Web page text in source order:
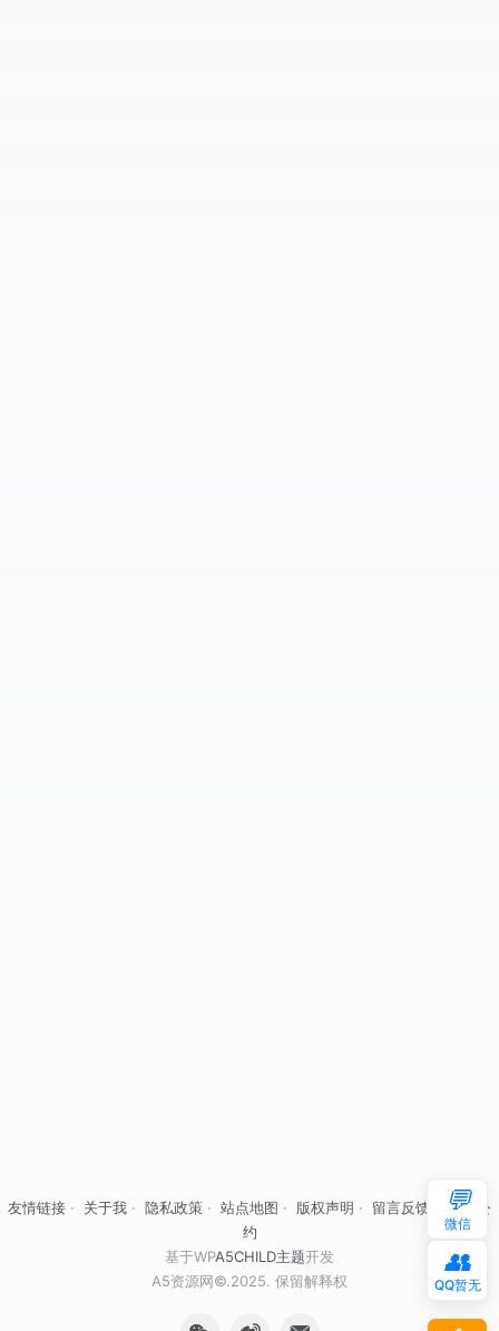
友情链接 · 关于我 · 隐私政策 · 站点地图 · 版权声明 · 留言反馈
自律公
约
基于WPA5CHILD主题开发
A5资源网©.2025. 保留解释权
💬
微信
👥
QQ暂无